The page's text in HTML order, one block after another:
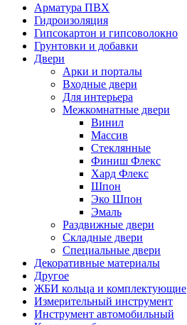
Арматура ПВХ
Гидроизоляция
Гипсокартон и гипсоволокно
Грунтовки и добавки
Двери
Арки и порталы
Входные двери
Для интерьера
Межкомнатные двери
Винил
Массив
Стеклянные
Финиш Флекс
Хард Флекс
Шпон
Эко Шпон
Эмаль
Раздвижные двери
Складные двери
Специальные двери
Декоративные материалы
Другое
ЖБИ кольца и комплектующие
Измерительный инструмент
Инструмент автомобильный